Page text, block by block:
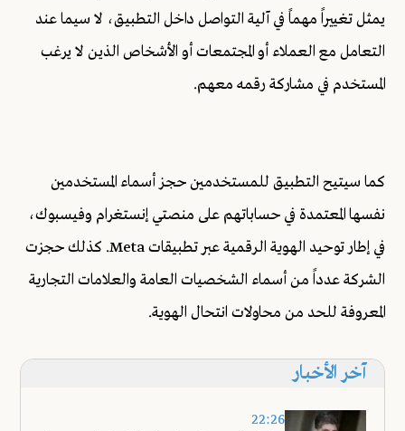
يمثل تغييراً مهماً في آلية التواصل داخل التطبيق، لا سيما عند
التعامل مع العملاء أو المجتمعات أو الأشخاص الذين لا يرغب
المستخدم في مشاركة رقمه معهم.
كما سيتيح التطبيق للمستخدمين حجز أسماء المستخدمين
نفسها المعتمدة في حساباتهم على منصتي إنستغرام وفيسبوك،
في إطار توحيد الهوية الرقمية عبر تطبيقات Meta. كذلك حجزت
الشركة عدداً من أسماء الشخصيات العامة والعلامات التجارية
المعروفة للحد من محاولات انتحال الهوية.
آخر الأخبار
22:26